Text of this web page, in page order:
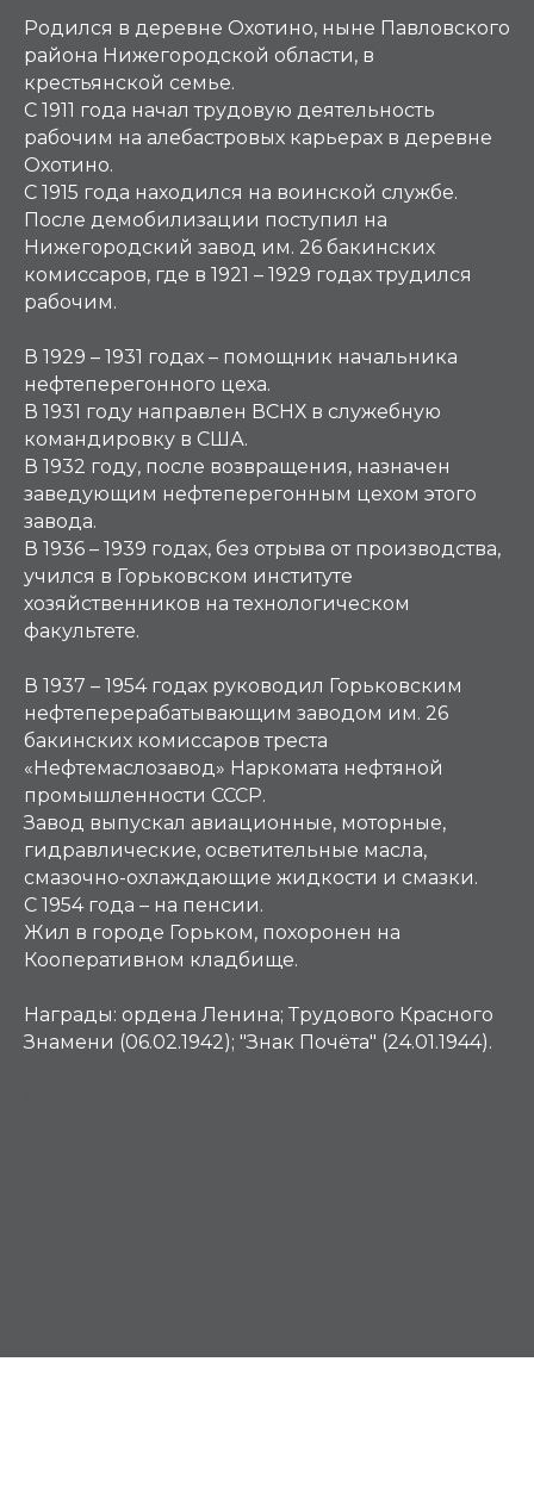
Родился в деревне Охотино, ныне Павловского
района Нижегородской области, в
крестьянской семье.
С 1911 года начал трудовую деятельность
рабочим на алебастровых карьерах в деревне
Охотино.
С 1915 года находился на воинской службе.
После демобилизации поступил на
Нижегородский завод им. 26 бакинских
комиссаров, где в 1921 – 1929 годах трудился
рабочим.
В 1929 – 1931 годах – помощник начальника
нефтеперегонного цеха.
В 1931 году направлен ВСНХ в служебную
командировку в США.
В 1932 году, после возвращения, назначен
заведующим нефтеперегонным цехом этого
завода.
В 1936 – 1939 годах, без отрыва от производства,
учился в Горьковском институте
хозяйственников на технологическом
факультете.
В 1937 – 1954 годах руководил Горьковским
нефтеперерабатывающим заводом им. 26
бакинских комиссаров треста
«Нефтемаслозавод» Наркомата нефтяной
промышленности СССР.
Завод выпускал авиационные, моторные,
гидравлические, осветительные масла,
смазочно-охлаждающие жидкости и смазки.
С 1954 года – на пенсии.
Жил в городе Горьком, похоронен на
Кооперативном кладбище.
Награды: ордена Ленина; Трудового Красного
Знамени (06.02.1942); "Знак Почёта" (24.01.1944).